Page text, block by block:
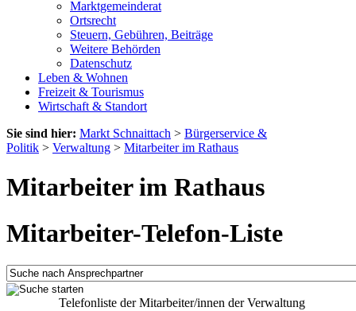
Marktgemeinderat
Ortsrecht
Steuern, Gebühren, Beiträge
Weitere Behörden
Datenschutz
Leben & Wohnen
Freizeit & Tourismus
Wirtschaft & Standort
Sie sind hier: Markt Schnaittach > Bürgerservice &
Politik > Verwaltung > Mitarbeiter im Rathaus
Mitarbeiter im Rathaus
Mitarbeiter-Telefon-Liste
Telefonliste der Mitarbeiter/innen der Verwaltung